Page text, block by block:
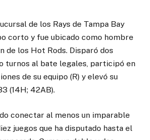
de los Rays de Tampa Bay
corto y fue ubicado como hombre
de los Hot Rods. Disparó dos
turnos al bate legales, participó en
de su equipo (R) y elevó su
(14H; 42AB).
conectar al menos un imparable
juegos que ha disputado hasta el